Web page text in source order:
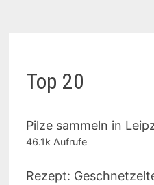
Top 20
Pilze sammeln in
46.1k Aufrufe
Rezept: